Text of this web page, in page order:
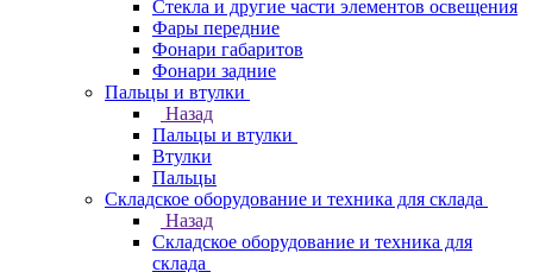
Стекла и другие части элементов освещения
Фары передние
Фонари габаритов
Фонари задние
Пальцы и втулки
Назад
Пальцы и втулки
Втулки
Пальцы
Складское оборудование и техника для склада
Назад
Складское оборудование и техника для
склада